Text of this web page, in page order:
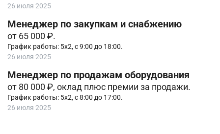
26 июля 2025
Менеджер по закупкам и снабжению
от 65 000 ₽.
График работы: 5х2, с 9:00 до 18:00.
26 июля 2025
Менеджер по продажам оборудования
от 80 000 ₽, оклад плюс премии за продажи.
График работы: 5х2, с 8:00 до 17:00.
26 июля 2025